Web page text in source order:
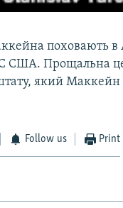
поховають в
США. Прощальна
який Маккейн
Follow us Print